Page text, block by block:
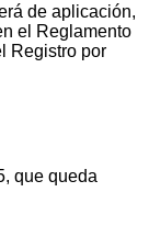
de aplicación,
el Reglamento
Registro por
que queda